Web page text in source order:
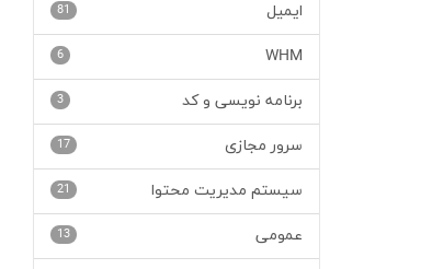
81 ایمیل
6 WHM
3 برنامه نویسی و کد
17 سرور مجازی
21 سیستم مدیریت محتوا
13 عمومی